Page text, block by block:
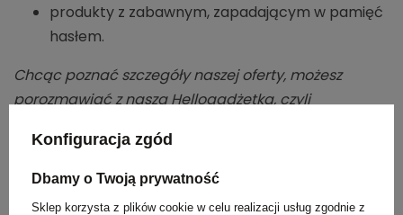
produkty z zabawnym, zapadającym w pamięć
hasłem.
Chcąc poznać szczegóły naszej oferty, możesz
porozmawiać z naszą Hellogadżetką, czyli
odpowie na Twoje pytania i wątpliwości, a jeśli
chcesz skontaktować się z naszym zespołem, poproś
Konfiguracja zgód
Dbamy o Twoją prywatność
Sklep korzysta z plików cookie w celu realizacji usług zgodnie z